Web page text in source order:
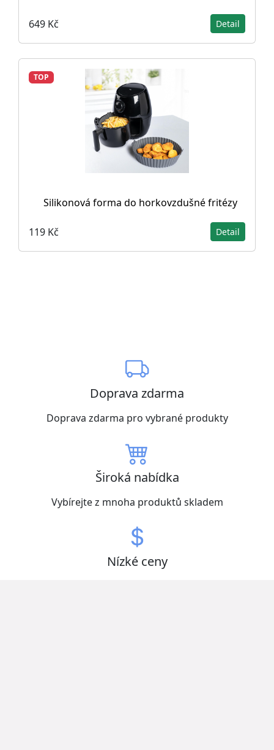
649 Kč Detail
TOP
Silikonová forma do horkovzdušné fritézy
119 Kč Detail
Doprava zdarma
Doprava zdarma pro vybrané produkty
Široká nabídka
Vybírejte z mnoha produktů skladem
Nízké ceny